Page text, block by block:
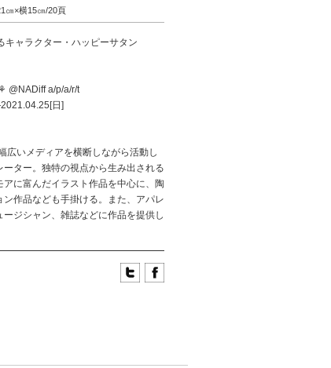
㎝×横15㎝/20頁
キャラクター・ハッピーサタン
@NADiff a/p/a/r/t
日]
広いメディアを横断しながら活動し
ーター。独特の視点から生み出される
アに富んだイラスト作品を中心に、陶
ン作品なども手掛ける。また、アパレ
ージシャン、雑誌などに作品を提供し